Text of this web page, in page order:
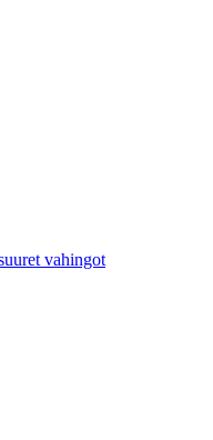
vahingot